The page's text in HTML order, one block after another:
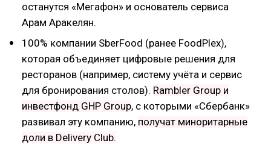
останутся «Мегафон» и основатель сервиса
Арам Аракелян.
100% компании SberFood (ранее FoodPlex),
которая объединяет цифровые решения для
ресторанов (например, систему учёта и сервис
для бронирования столов). Rambler Group и
инвестфонд GHP Group, с которыми «Сбербанк»
развивал эту компанию, получат миноритарные
доли в Delivery Club.